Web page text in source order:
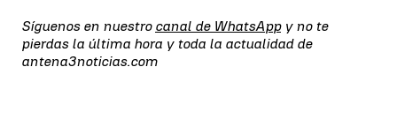
Síguenos en nuestro canal de WhatsAppy no te
pierdas la última hora y toda la actualidad de
antena3noticias.com